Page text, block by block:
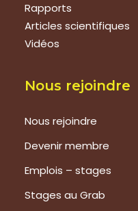
Rapports
Articles scientifiques
Vidéos
Nous rejoindre
Nous rejoindre
Devenir membre
Emplois – stages
Stages au Grab